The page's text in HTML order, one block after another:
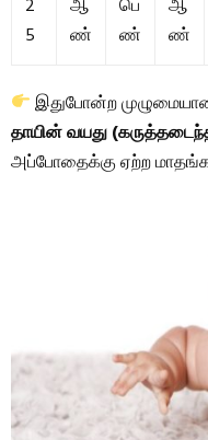
2
5
ஆ
ண்
பெ
ண்
ஆ
ண்
இதுபோன்ற
தாயின் வயது
அப்போதைக்கு ஏற்ற